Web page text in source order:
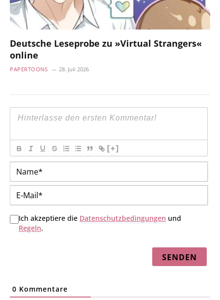
Deutsche Leseprobe zu »Virtual Strangers«
online
PAPERTOONS 28. Juli 2026
[+]
Ich akzeptiere die Datenschutzbedingungen und
Regeln.
0 Kommentare